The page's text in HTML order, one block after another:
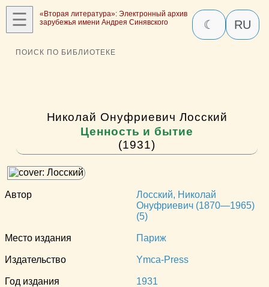
☰
«Вторая литература»: Электронный архив
зарубежья имени Андрея Синявского
☾ RU
ПОИСК ПО БИБЛИОТЕКЕ
Николай Онуфриевич Лосский
Ценность и бытие
(1931)
Автор
Лосский, Николай
Онуфриевич (1870—1965)
(5)
Место издания Париж
Издательство Ymca-Press
Год издания 1931